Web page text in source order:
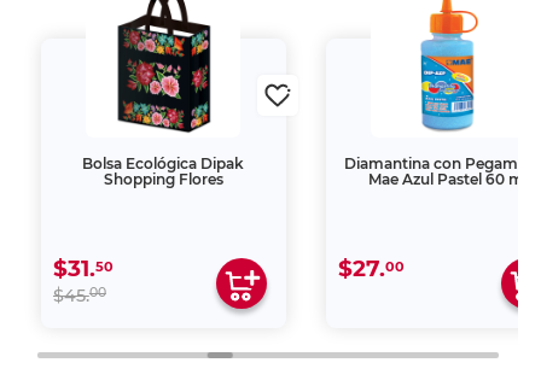
Bolsa Ecológica Dipak
Shopping Flores
$31.50
$45.00
Diamantina con
Mae Azul Pastel 60 ml
$27.00